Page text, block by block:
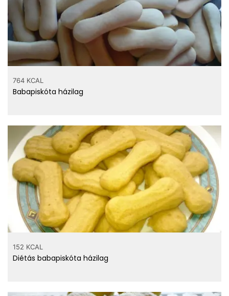
764 KCAL
Babapiskóta házilag
152 KCAL
Diétás babapiskóta házilag